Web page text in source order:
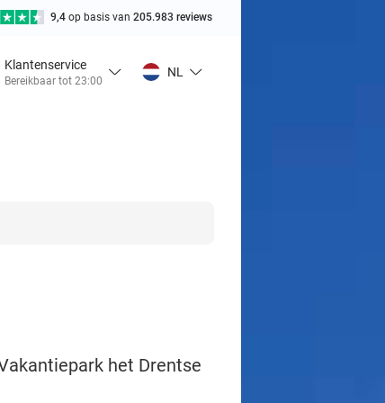
9,4 op basis van 205.983 reviews
Klantenservice
Bereikbaar tot 23:00
NL
het Drentse